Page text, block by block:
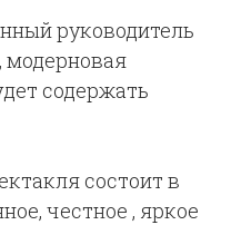
руководитель
модерновая
содержать
состоит в
честное , яркое